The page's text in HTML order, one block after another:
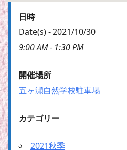
日時
Date(s) - 2021/10/30
9:00 AM - 1:30 PM
開催場所
五ヶ瀬自然学校駐車場
カテゴリー
2021秋季